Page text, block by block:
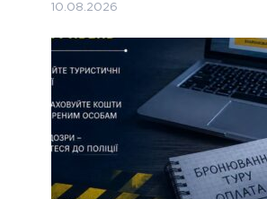
10.08.2026